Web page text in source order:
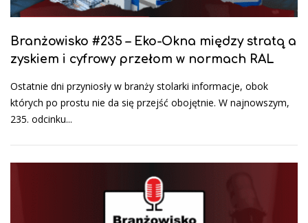
Branżowisko #235 – Eko-Okna między stratą a
zyskiem i cyfrowy przełom w normach RAL
Ostatnie dni przyniosły w branży stolarki informacje, obok
których po prostu nie da się przejść obojętnie. W najnowszym,
235. odcinku...